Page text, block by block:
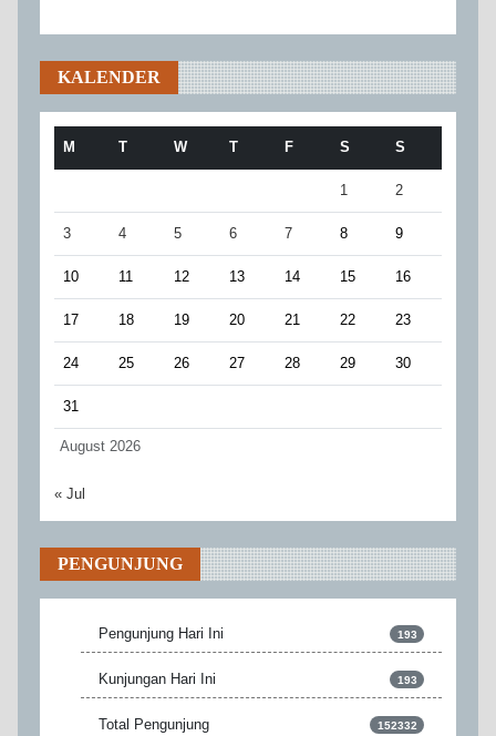
KALENDER
August 2026
M T W T F S S
1 2
3 4 5 6 7 8 9
10 11 12 13 14 15 16
17 18 19 20 21 22 23
24 25 26 27 28 29 30
31
« Jul
PENGUNJUNG
Pengunjung Hari Ini 193
Kunjungan Hari Ini 193
Total Pengunjung 152332